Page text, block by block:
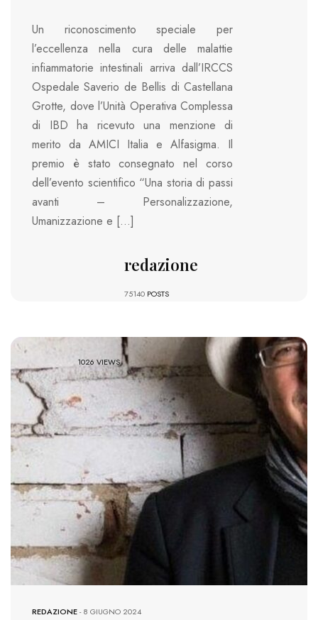
Un riconoscimento speciale per
l’eccellenza nella cura delle malattie
infiammatorie intestinali arriva dall’IRCCS
Ospedale Saverio de Bellis di Castellana
Grotte, dove l’Unità Operativa Complessa
di IBD ha ricevuto una menzione di
merito da AMICI Italia e Alfasigma. Il
premio è stato consegnato nel corso
dell’evento scientifico “Una storia di passi
avanti – Personalizzazione,
Umanizzazione e […]
redazione
75140 POSTS
1026 VIEWS
REDAZIONE-8 GIUGNO 2024